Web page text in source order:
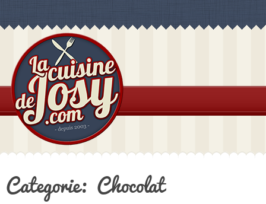
Categorie: Chocolat